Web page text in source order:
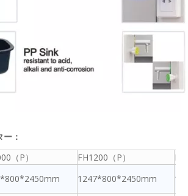
：
（P） FH1200（P）
1247*800*2450mm